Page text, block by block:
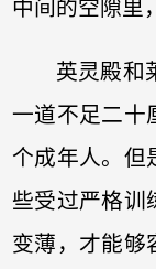
中间的空隙里
英灵殿和
一道不足二十
个成年人。但
些受过严格训
变薄，才能够